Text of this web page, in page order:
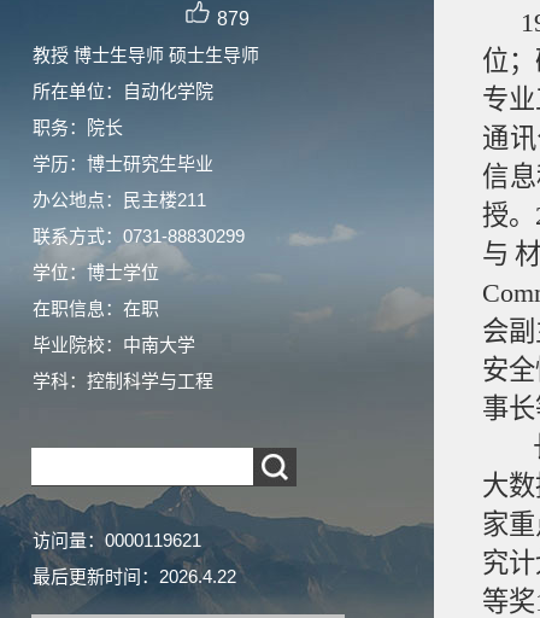
879
教授 博士生导师 硕士生导师
所在单位：自动化学院
职务：院长
学历：博士研究生毕业
办公地点：民主楼211
联系方式：0731-88830299
学位：博士学位
在职信息：在职
毕业院校：中南大学
学科：控制科学与工程
访问量： 0000119621
最后更新时间： 2026.4.22
位
专
通
信
授
与
会
安
事
长
大
家
究
等